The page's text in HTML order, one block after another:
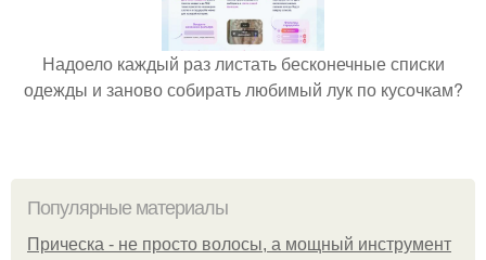
Надоело каждый раз листать бесконечные списки
одежды и заново собирать любимый лук по кусочкам?
Популярные материалы
Прическа - не просто волосы, а мощный инструмент